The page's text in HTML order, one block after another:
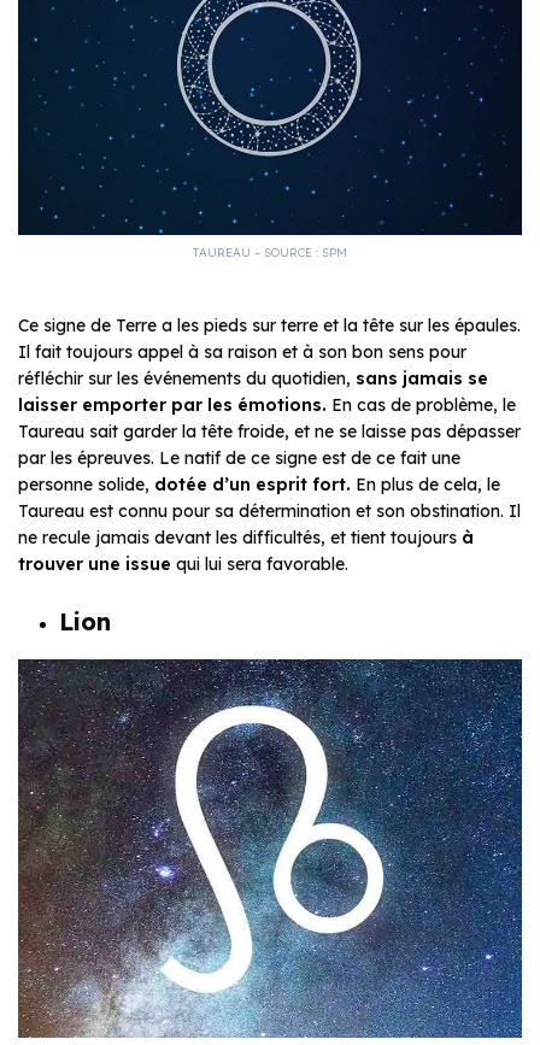
TAUREAU – SOURCE : SPM
Ce signe de Terre a les pieds sur terre et la tête sur les épaules.
Il fait toujours appel à sa raison et à son bon sens pour
réfléchir sur les événements du quotidien, sans jamais se
laisser emporter par les émotions. En cas de problème, le
Taureau sait garder la tête froide, et ne se laisse pas dépasser
par les épreuves. Le natif de ce signe est de ce fait une
personne solide, dotée d’un esprit fort. En plus de cela, le
Taureau est connu pour sa détermination et son obstination. Il
ne recule jamais devant les difficultés, et tient toujours à
trouver une issue qui lui sera favorable.
Lion